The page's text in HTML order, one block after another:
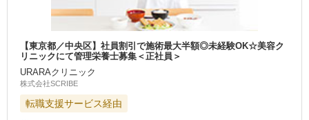
【東京都／中央区】社員割引で施術最大半額◎未経験OK☆美容ク
リニックにて管理栄養士募集＜正社員＞
URARAクリニック
株式会社SCRIBE
転職支援サービス経由